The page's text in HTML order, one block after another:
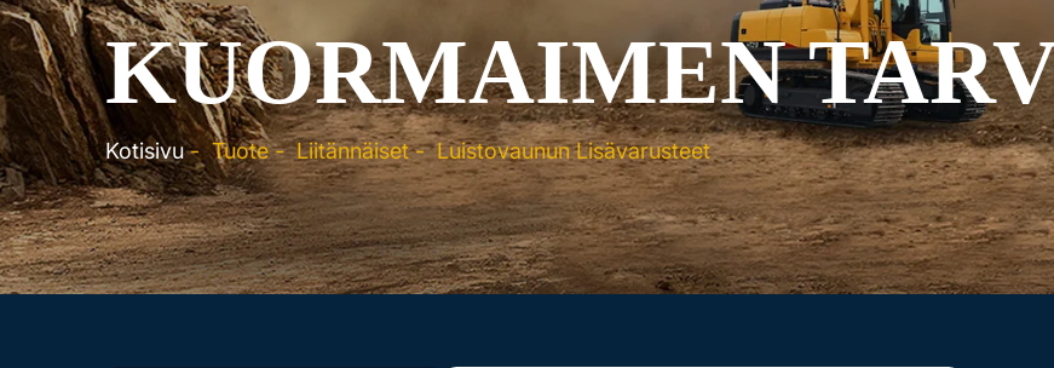
KUORMAIMEN
Kotisivu-Tuote-Liitännäiset-Luistovaunun Lisävarusteet